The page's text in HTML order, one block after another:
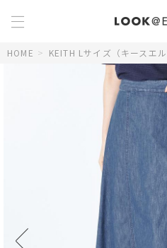
HOME > KEITH Lサイズ（キースエル